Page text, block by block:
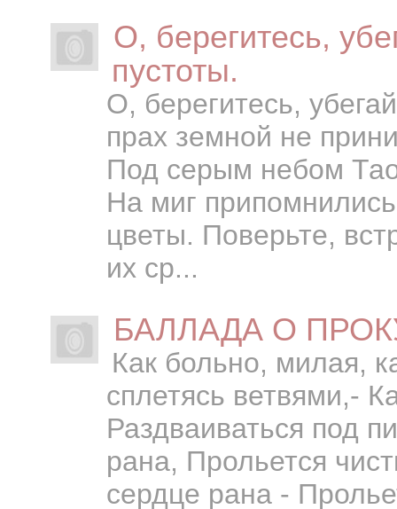
О, берегитесь,
пустоты.
О, берегитесь,
прах земной не
Под серым небом
На миг
цветы. Поверьте,
их ср...
БАЛЛАДА О
Как больно, милая,
сплетясь ветвями,-
Раздваиваться под
рана, Прольется
сердце рана -